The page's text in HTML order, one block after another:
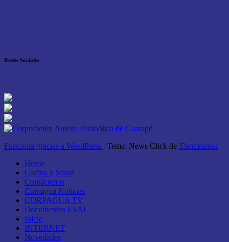
Redes Sociales
Funciona gracias a WordPress | Tema: News Click de Themeansar
Home
Cocina y Salud
Contáctenos
Corpagua Noticias
CORPAGUA TV
Documentos ESAL
Inicio
INTERNET
Novedades